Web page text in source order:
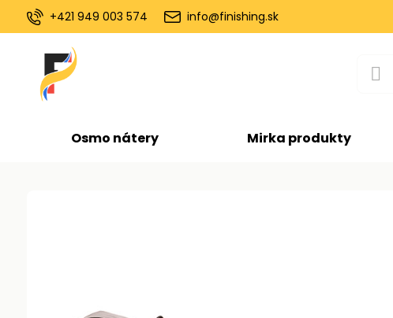
+421 949 003 574 info@finishing.sk
Osmo nátery Mirka produkty